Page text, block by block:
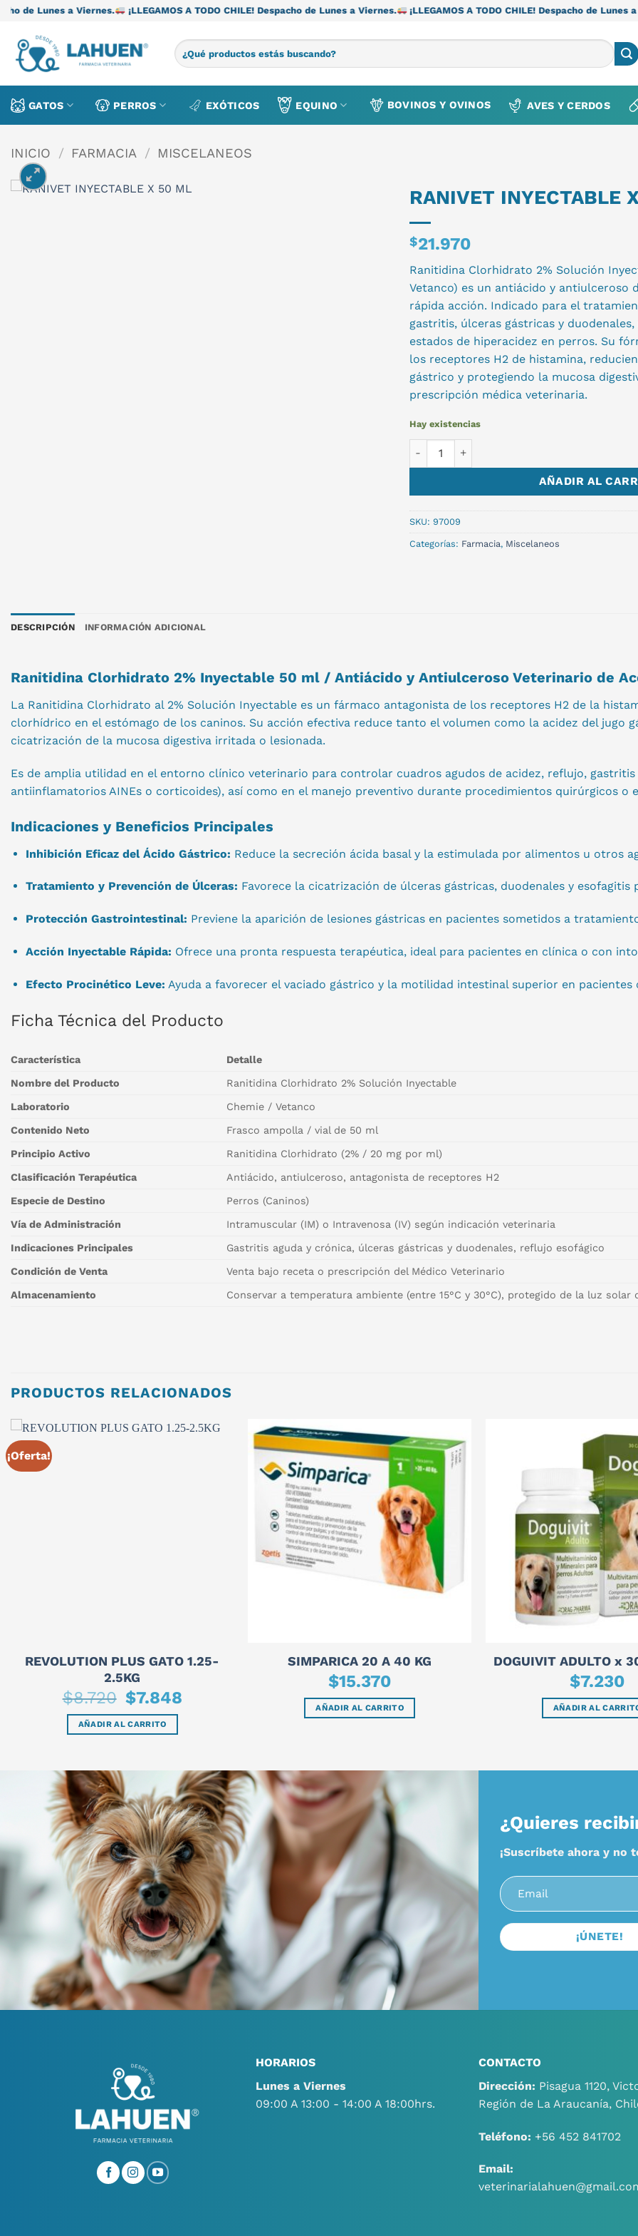
Saltar
contenido
Viernes. ¡LLEGAMOS A TODO CHILE! Despacho de Lunes a Viernes. ¡LLEGAMOS A TODO CHILE! Despacho de Lunes a Viernes.
Buscar
por:
GATOS PERROS EXÓTICOS EQUINO BOVINOS Y OVINOS AVES Y CERDOS
INICIO / FARMACIA / MISCELANEOS
RANIVET INYECTABLE
$21.970
Ranitidina Clorhidrato 2% Solución
Vetanco) es un antiácido y antiulceroso
rápida acción. Indicado para el
gastritis, úlceras gástricas y
estados de hiperacidez en perros. Su
los receptores H2 de histamina,
gástrico y protegiendo la mucosa
prescripción médica veterinaria.
Hay existencias
AÑADIR AL
SKU: 97009
Categorías: Farmacia, Miscelaneos
DESCRIPCIÓN INFORMACIÓN ADICIONAL
Ranitidina Clorhidrato 2% Inyectable 50 ml / Antiácido y Antiulceroso Veterinario de
La Ranitidina Clorhidrato al 2% Solución Inyectable es un fármaco antagonista de los receptores H2 de la
clorhídrico en el estómago de los caninos. Su acción efectiva reduce tanto el volumen como la acidez del jugo
cicatrización de la mucosa digestiva irritada o lesionada.
Es de amplia utilidad en el entorno clínico veterinario para controlar cuadros agudos de acidez, reflujo,
antiinflamatorios AINEs o corticoides), así como en el manejo preventivo durante procedimientos quirúrgicos o
Indicaciones y Beneficios Principales
Inhibición Eficaz del Ácido Gástrico: Reduce la secreción ácida basal y la estimulada por alimentos u otros
Tratamiento y Prevención de Úlceras: Favorece la cicatrización de úlceras gástricas, duodenales y
Protección Gastrointestinal: Previene la aparición de lesiones gástricas en pacientes sometidos a
Acción Inyectable Rápida: Ofrece una pronta respuesta terapéutica, ideal para pacientes en clínica o con
Efecto Procinético Leve: Ayuda a favorecer el vaciado gástrico y la motilidad intestinal superior en pacientes
Ficha Técnica del Producto
Característica Detalle
Nombre del Producto Ranitidina Clorhidrato 2% Solución Inyectable
Laboratorio Chemie / Vetanco
Contenido Neto Frasco ampolla / vial de 50 ml
Principio Activo Ranitidina Clorhidrato (2% / 20 mg por ml)
Clasificación Terapéutica Antiácido, antiulceroso, antagonista de receptores H2
Especie de Destino Perros (Caninos)
Vía de Administración Intramuscular (IM) o Intravenosa (IV) según indicación veterinaria
Indicaciones Principales Gastritis aguda y crónica, úlceras gástricas y duodenales, reflujo esofágico
Condición de Venta Venta bajo receta o prescripción del Médico Veterinario
Almacenamiento Conservar a temperatura ambiente (entre 15°C y 30°C), protegido de la luz solar
PRODUCTOS RELACIONADOS
¡Oferta!
REVOLUTION PLUS GATO 1.25-
2.5KG
$8.720
El
precio
original
era:
$8.720.
$7.848El
precio
AÑADIR AL CARRITO
SIMPARICA 20 A 40 KG
$15.370
AÑADIR AL CARRITO
DOGUIVIT ADULTO x
$7.230
AÑADIR AL
¿Quieres
¡Suscríbete ahora y no
HORARIOS
Lunes a Viernes
09:00 A 13:00 - 14:00 A 18:00hrs.
CONTACTO
Dirección: Pisagua 1120,
Región de La Araucanía,
Teléfono: +56 452 841702
Email: